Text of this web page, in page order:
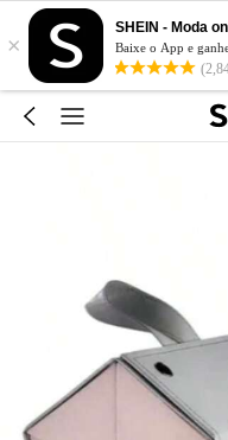
×
SHEIN - Moda
Baixe o App e